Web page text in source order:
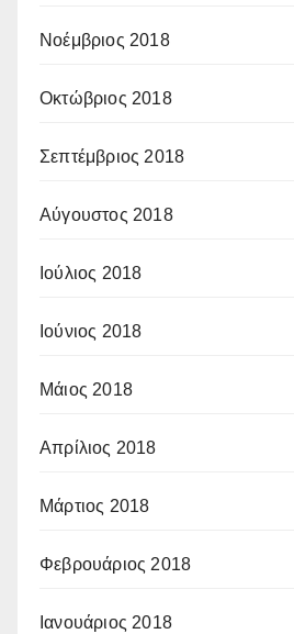
Νοέμβριος 2018
Οκτώβριος 2018
Σεπτέμβριος 2018
Αύγουστος 2018
Ιούλιος 2018
Ιούνιος 2018
Μάιος 2018
Απρίλιος 2018
Μάρτιος 2018
Φεβρουάριος 2018
Ιανουάριος 2018